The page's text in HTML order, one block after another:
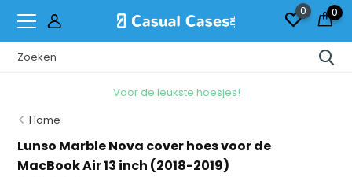
0 0
Voor de leukste hoesjes!
Home
Lunso Marble Nova cover hoes voor de
MacBook Air 13 inch (2018-2019)